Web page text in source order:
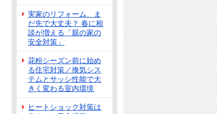
実家のリフォーム、ま
だ先で大丈夫？ 春に相
談が増える「親の家の
安全対策」
花粉シーズン前に始め
る住宅対策／換気シス
テムとサッシ性能で大
きく変わる室内環境
ヒートショック対策は